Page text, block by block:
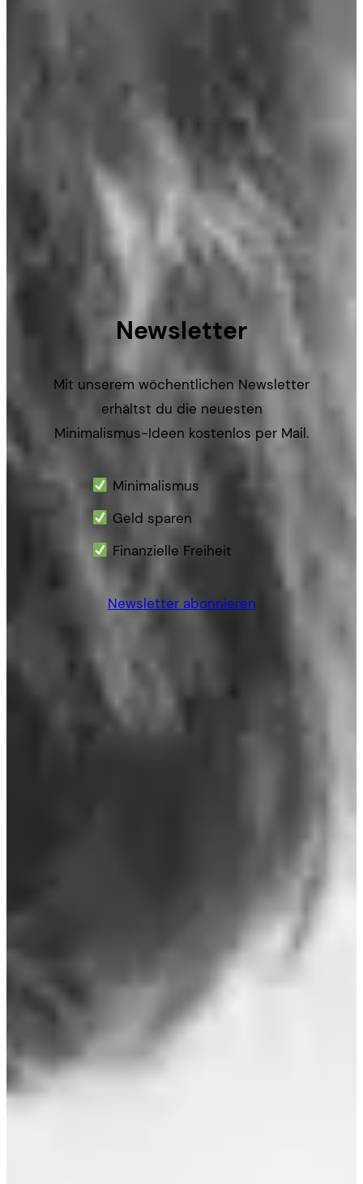
Newsletter
Mit unserem wöchentlichen Newsletter
erhältst du die neuesten
Minimalismus-Ideen kostenlos per Mail.
Minimalismus
Geld sparen
Finanzielle Freiheit
Newsletter abonnieren